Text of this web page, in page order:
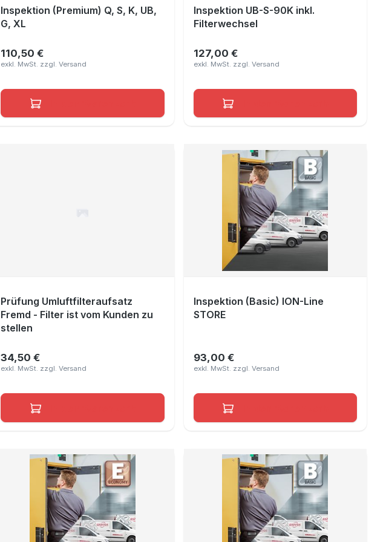
Inspektion (Premium) Q, S, K, UB,
G, XL
Regulärer Preis:
110,50 €
Inspektion UB-S-90K inkl.
Filterwechsel
Regulärer Preis:
127,00 €
Prüfung Umluftfilteraufsatz
Fremd - Filter ist vom Kunden zu
stellen
Regulärer Preis:
34,50 €
Inspektion (Basic) ION-Line
STORE
Regulärer Preis:
93,00 €